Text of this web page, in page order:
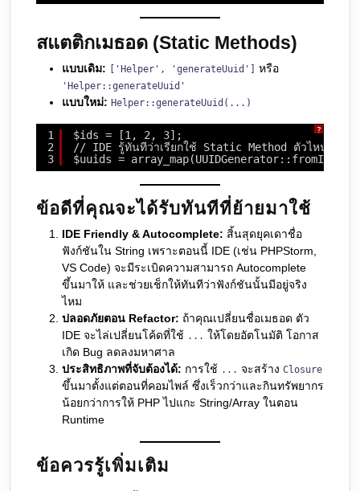
สแตติกเมธอด (Static Methods)
แบบเดิม: ['Helper', 'generateUuid'] หรือ
'Helper::generateUuid'
แบบใหม่: Helper::generateUuid(...)
?
1
2
3
$ids = [1, 2, 3];
// IDE รู้ทันทีว่าเรียกใช้ Static Method ตัวไหน
$uuids =
ข้อดีที่คุณจะได้รับทันทีที่ย้ายมาใช้
IDE Friendly & Autocomplete: สิ้นสุดยุคเดาชื่อ
ฟังก์ชันใน String เพราะตอนนี้ IDE (เช่น PHPStorm,
VS Code) จะมีระเบิดความสามารถ Autocomplete
ขึ้นมาให้ และช่วยเช็กให้ทันทีว่าฟังก์ชันนั้นมีอยู่จริง
ไหม
ปลอดภัยตอน Refactor: ถ้าคุณเปลี่ยนชื่อเมธอด ตัว
IDE จะไล่เปลี่ยนโค้ดที่ใช้ ... ให้โดยอัตโนมัติ โอกาส
เกิด Bug ลดลงมหาศาล
ประสิทธิภาพที่จับต้องได้: การใช้ ... จะสร้าง Closure
ขึ้นมาตั้งแต่ตอนที่คอมไพล์ ซึ่งเร็วกว่าและกินทรัพยากร
น้อยกว่าการให้ PHP ไปแกะ String/Array ในตอน
Runtime
ข้อควรรู้เพิ่มเติม